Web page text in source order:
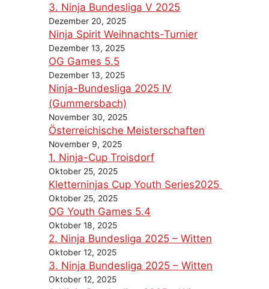
3. Ninja Bundesliga V 2025
Dezember 20, 2025
Ninja Spirit Weihnachts-Turnier
Dezember 13, 2025
OG Games 5.5
Dezember 13, 2025
Ninja-Bundesliga 2025 IV
(Gummersbach)
November 30, 2025
Österreichische Meisterschaften
November 9, 2025
1. Ninja-Cup Troisdorf
Oktober 25, 2025
Kletterninjas Cup Youth Series2025
Oktober 25, 2025
OG Youth Games 5.4
Oktober 18, 2025
2. Ninja Bundesliga 2025 – Witten
Oktober 12, 2025
3. Ninja Bundesliga 2025 – Witten
Oktober 12, 2025